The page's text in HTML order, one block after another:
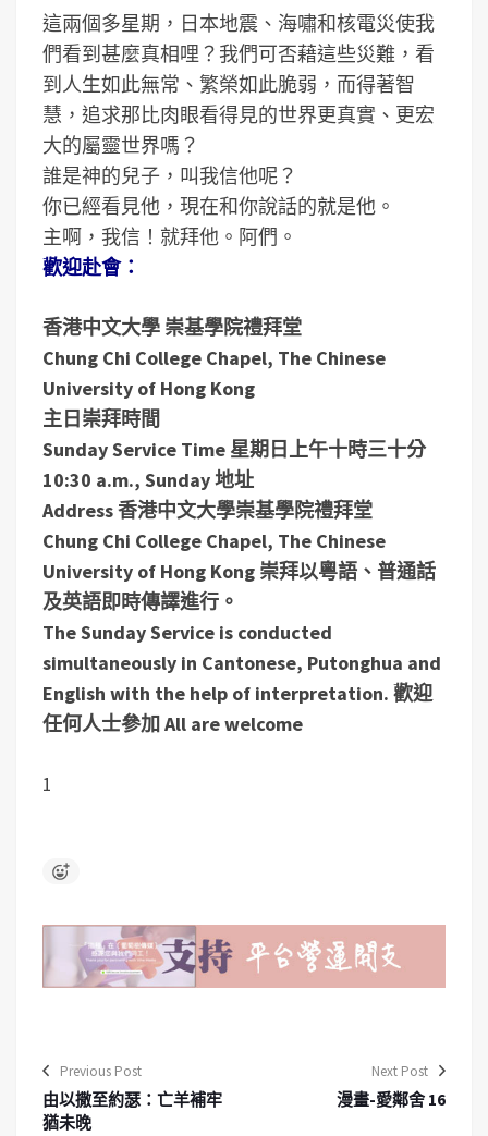
這兩個多星期，日本地震、海嘯和核電災使我
們看到甚麼真相哩？我們可否藉這些災難，看
到人生如此無常、繁榮如此脆弱，而得著智
慧，追求那比肉眼看得見的世界更真實、更宏
大的屬靈世界嗎？
誰是神的兒子，叫我信他呢？
你已經看見他，現在和你說話的就是他。
主啊，我信！就拜他。阿們。
歡迎赴會：
香港中文大學 崇基學院禮拜堂
Chung Chi College Chapel, The Chinese
University of Hong Kong
主日崇拜時間
Sunday Service Time 星期日上午十時三十分
10:30 a.m., Sunday 地址
Address 香港中文大學崇基學院禮拜堂
Chung Chi College Chapel, The Chinese
University of Hong Kong 崇拜以粵語、普通話
及英語即時傳譯進行。
The Sunday Service is conducted
simultaneously in Cantonese, Putonghua and
English with the help of interpretation. 歡迎
任何人士參加 All are welcome
1
Previous Post
由以撒至約瑟：亡羊補牢
猶未晚
Next Post
漫畫-愛鄰舍 16